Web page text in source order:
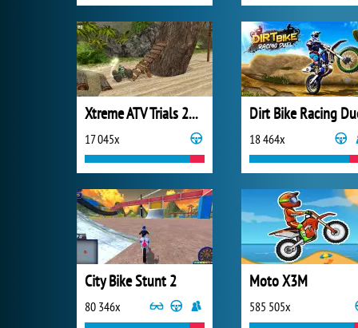
Xtreme ATV Trials 2021
17 045x
Dirt Bike Racing
18 464x
City Bike Stunt 2
80 346x
Moto X3M
585 505x